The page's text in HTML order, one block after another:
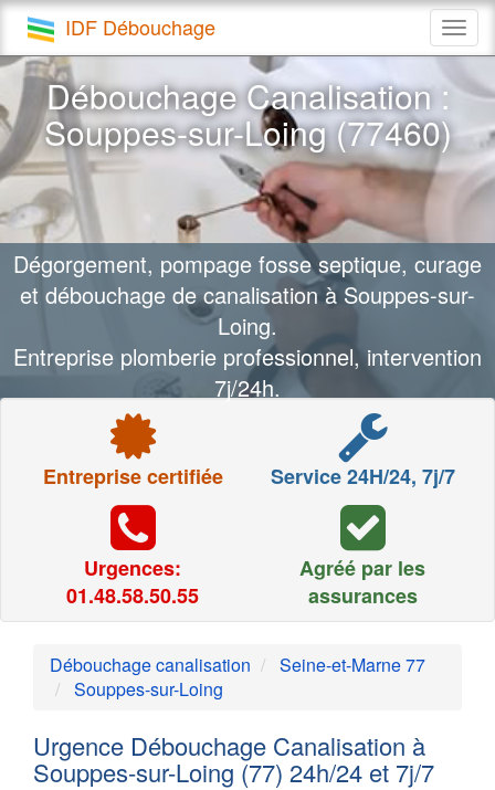
IDF Débouchage
Débouchage Canalisation :
Souppes-sur-Loing (77460)
Dégorgement, pompage fosse septique, curage
et débouchage de canalisation à Souppes-sur-
Loing.
Entreprise plomberie professionnel, intervention
7j/24h.
Entreprise certifiée Service 24H/24, 7j/7
Urgences:
01.48.58.50.55
Agréé par les
assurances
Débouchage canalisation
Seine-et-Marne 77
Souppes-sur-Loing
Urgence Débouchage Canalisation à
Souppes-sur-Loing (77) 24h/24 et 7j/7